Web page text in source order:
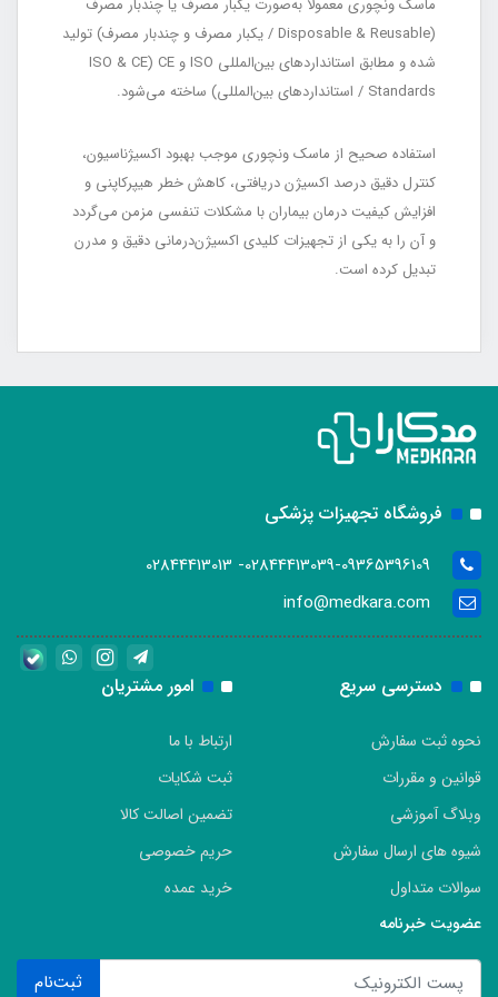
ماسک ونچوری معمولاً به‌صورت یکبار مصرف یا چندبار مصرف
(Disposable & Reusable / یکبار مصرف و چندبار مصرف) تولید
شده و مطابق استانداردهای بین‌المللی ISO و CE (ISO & CE
Standards / استانداردهای بین‌المللی) ساخته می‌شود.
استفاده صحیح از ماسک ونچوری موجب بهبود اکسیژناسیون،
کنترل دقیق درصد اکسیژن دریافتی، کاهش خطر هیپرکاپنی و
افزایش کیفیت درمان بیماران با مشکلات تنفسی مزمن می‌گردد
و آن را به یکی از تجهیزات کلیدی اکسیژن‌درمانی دقیق و مدرن
تبدیل کرده است.
فروشگاه تجهیزات پزشکی
02844413039-09365396109- 02844413013
info@medkara.com
دسترسی سریع
نحوه ثبت سفارش
قوانین و مقررات
وبلاگ آموزشی
شیوه های ارسال سفارش
سوالات متداول
امور مشتریان
ارتباط با ما
ثبت شکایات
تضمین اصالت کالا
حریم خصوصی
خرید عمده
عضویت خبرنامه
ثبت‌نام